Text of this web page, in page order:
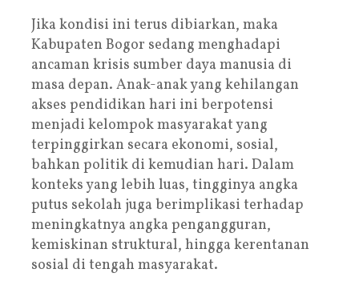
Jika kondisi ini terus dibiarkan, maka
Kabupaten Bogor sedang menghadapi
ancaman krisis sumber daya manusia di
masa depan. Anak-anak yang kehilangan
akses pendidikan hari ini berpotensi
menjadi kelompok masyarakat yang
terpinggirkan secara ekonomi, sosial,
bahkan politik di kemudian hari. Dalam
konteks yang lebih luas, tingginya angka
putus sekolah juga berimplikasi terhadap
meningkatnya angka pengangguran,
kemiskinan struktural, hingga kerentanan
sosial di tengah masyarakat.